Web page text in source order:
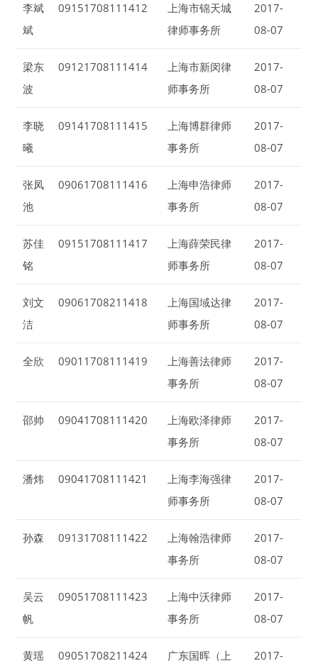
李斌
斌
09151708111412
上海市锦天城
律师事务所
2017-
08-07
梁东
波
09121708111414
上海市新闵律
师事务所
2017-
08-07
李晓
曦
09141708111415
上海博群律师
事务所
2017-
08-07
张凤
池
09061708111416
上海申浩律师
事务所
2017-
08-07
苏佳
铭
09151708111417
上海薛荣民律
师事务所
2017-
08-07
刘文
洁
09061708211418
上海国域达律
师事务所
2017-
08-07
全欣 09011708111419
上海善法律师
事务所
2017-
08-07
邵帅 09041708111420
上海欧泽律师
事务所
2017-
08-07
潘炜 09041708111421
上海李海强律
师事务所
2017-
08-07
孙森 09131708111422
上海翰浩律师
事务所
2017-
08-07
吴云
帆
09051708111423
上海中沃律师
事务所
2017-
08-07
黄瑶 09051708211424 广东国晖（上 2017-